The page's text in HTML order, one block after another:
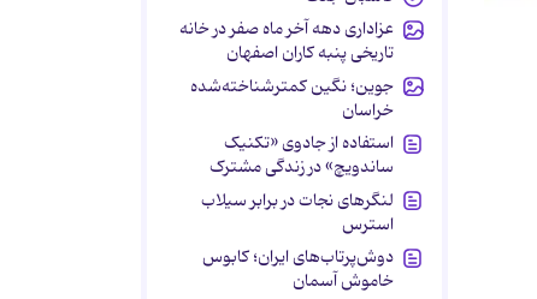
عزاداری دهه آخر ماه صفر در خانه
تاریخی پنبه کاران اصفهان
جوین؛ نگین کمترشناخته‌شده
خراسان
استفاده از جادوی «تکنیک
ساندویچ» در زندگی مشترک
لنگرهای نجات در برابر سیلاب
استرس
دوش‌پرتاب‌های ایران؛ کابوس
خاموش آسمان